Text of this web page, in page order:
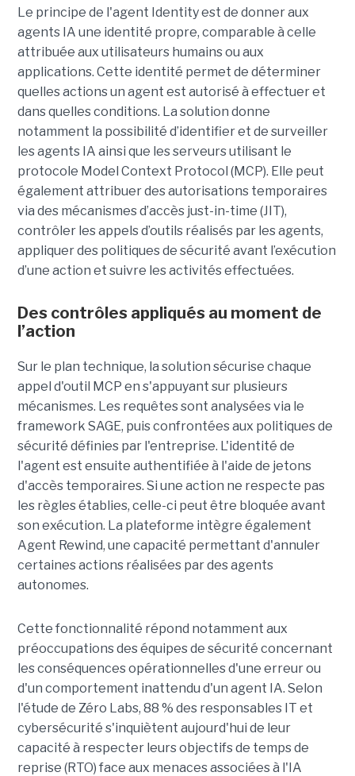
Le principe de l'agent Identity est de donner aux
agents IA une identité propre, comparable à celle
attribuée aux utilisateurs humains ou aux
applications. Cette identité permet de déterminer
quelles actions un agent est autorisé à effectuer et
dans quelles conditions. La solution donne
notamment la possibilité d’identifier et de surveiller
les agents IA ainsi que les serveurs utilisant le
protocole Model Context Protocol (MCP). Elle peut
également attribuer des autorisations temporaires
via des mécanismes d’accès just-in-time (JIT),
contrôler les appels d’outils réalisés par les agents,
appliquer des politiques de sécurité avant l’exécution
d’une action et suivre les activités effectuées.
Des contrôles appliqués au moment de
l’action
Sur le plan technique, la solution sécurise chaque
appel d'outil MCP en s'appuyant sur plusieurs
mécanismes. Les requêtes sont analysées via le
framework SAGE, puis confrontées aux politiques de
sécurité définies par l'entreprise. L'identité de
l'agent est ensuite authentifiée à l'aide de jetons
d'accès temporaires. Si une action ne respecte pas
les règles établies, celle-ci peut être bloquée avant
son exécution. La plateforme intègre également
Agent Rewind, une capacité permettant d'annuler
certaines actions réalisées par des agents
autonomes.
Cette fonctionnalité répond notamment aux
préoccupations des équipes de sécurité concernant
les conséquences opérationnelles d'une erreur ou
d'un comportement inattendu d'un agent IA. Selon
l'étude de Zéro Labs, 88 % des responsables IT et
cybersécurité s'inquiètent aujourd'hui de leur
capacité à respecter leurs objectifs de temps de
reprise (RTO) face aux menaces associées à l'IA